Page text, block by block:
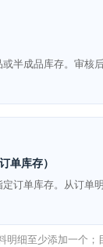
半成品库存。审核
单库存）
订单库存。从订单
明细至少添加一个；